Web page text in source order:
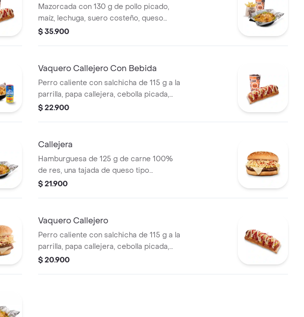
Mazorcada con 130 g de pollo picado,
maíz, lechuga, suero costeño, queso
costeño, salsa BBQ, salsa Corral, salsa
$ 35.900
Vaquero Callejero Con Bebida
Perro caliente con salchicha de 115 g a la
parrilla, papa callejera, cebolla picada,
salsa blanca, salsa de tomate y mostaza
$ 22.900
Callejera
Hamburguesa de 125 g de carne 100%
de res, una tajada de queso tipo
mozzarella, papas callejera, salsa blanca,
$ 21.900
Vaquero Callejero
Perro caliente con salchicha de 115 g a la
parrilla, papa callejera, cebolla picada,
salsa blanca, salsa de tomate y mostaza
$ 20.900